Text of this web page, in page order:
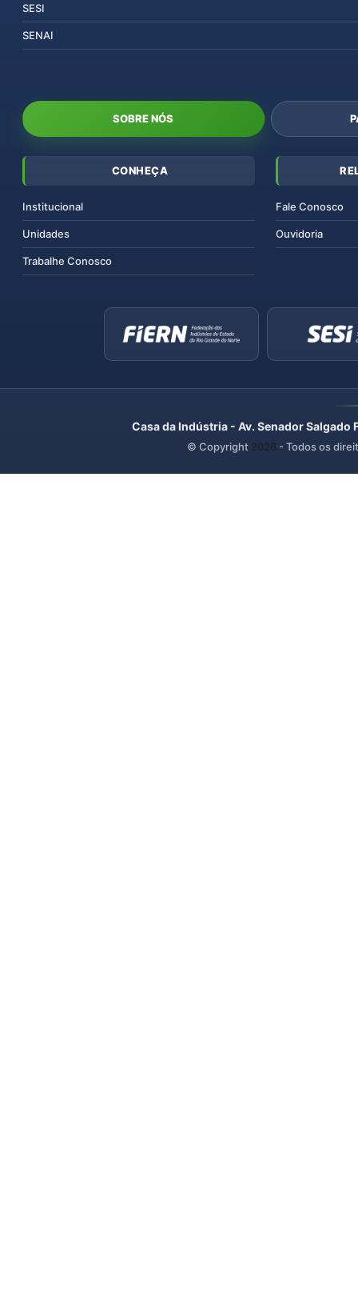
SESI
SENAI
SOBRE NÓS
CONHEÇA
Institucional
Unidades
Trabalhe Conosco
Fale Conosco
Ouvidoria
Casa da Indústria - Av. Senador
© Copyright 2026 - Todos os